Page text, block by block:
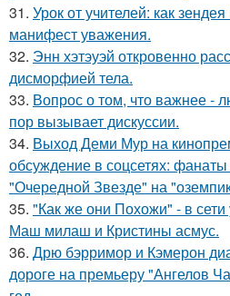
31. Урок от учителей: как
манифест уважения.
32. Энн хэтэуэй откровенно
дисморфией тела.
33. Вопрос о том, что важнее -
пор вызывает дискуссии.
34. Выход Деми Мур на
обсуждение в соцсетях:
"Очередной Звезде" на
35. "Как же они Похожи" - в сети
Маш милаш и Кристины асмус.
36. Дрю бэрримор и Кэмерон
дороге на премьеру "Ангелов